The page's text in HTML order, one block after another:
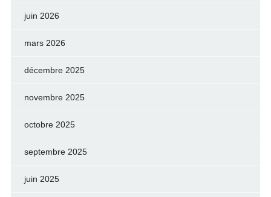
juin 2026
mars 2026
décembre 2025
novembre 2025
octobre 2025
septembre 2025
juin 2025